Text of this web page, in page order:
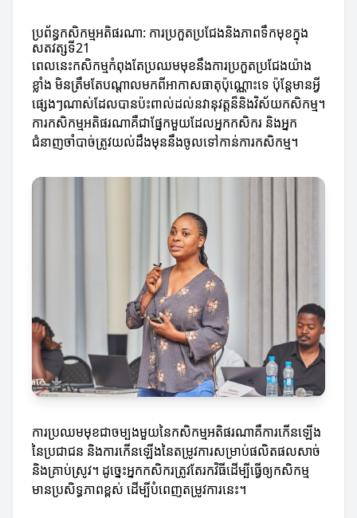
ប្រព័ន្ធកសិកម្មអតិផរណា: ការប្រកួតប្រជែងនិងភាពទឹកមុខក្នុង
សតវត្សទី21
ពេលនេះកសិកម្មកំពុងតែប្រឈមមុខនឹងការប្រកួតប្រជែងយ៉ាង
ខ្លាំង មិនត្រឹមតែបណ្តាលមកពីអាកាសធាតុប៉ុណ្ណោះទេ ប៉ុន្តែមានអ្វី
ផ្សេងៗណាស់ដែលបានប៉ះពាល់ដល់នវានុវត្តន៏និងវិស័យកសិកម្ម។
ការកសិកម្មអតិផរណាគឺជាផ្នែកមួយដែលអ្នកកសិករ និងអ្នក
ជំនាញចាំបាច់ត្រូវយល់ដឹងមុននឹងចូលទៅកាន់ការកសិកម្ម។
ការប្រឈមមុខជាចម្បងមួយនៃកសិកម្មអតិផរណាគឺការកើនឡើង
នៃប្រជាជន និងការកើនឡើងនៃតម្រូវការសម្រាប់ផលិតផលសាច់
និងគ្រាប់ស្រូវ។ ដូច្នេះអ្នកកសិករត្រូវតែរកវិធីដើម្បីធ្វើឲ្យកសិកម្ម
មានប្រសិទ្ធភាពខ្ពស់ ដើម្បីបំពេញតម្រូវការនេះ។